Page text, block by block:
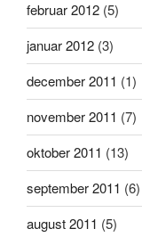
februar 2012 (5)
januar 2012 (3)
december 2011 (1)
november 2011 (7)
oktober 2011 (13)
september 2011 (6)
august 2011 (5)